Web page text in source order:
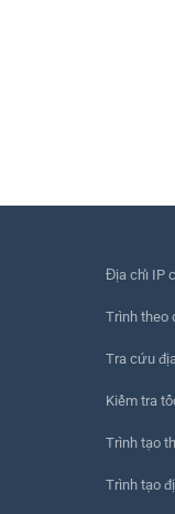
Địa chỉ IP
Trình theo
Tra cứu
Kiểm tra
Trình tạo
Trình tạo